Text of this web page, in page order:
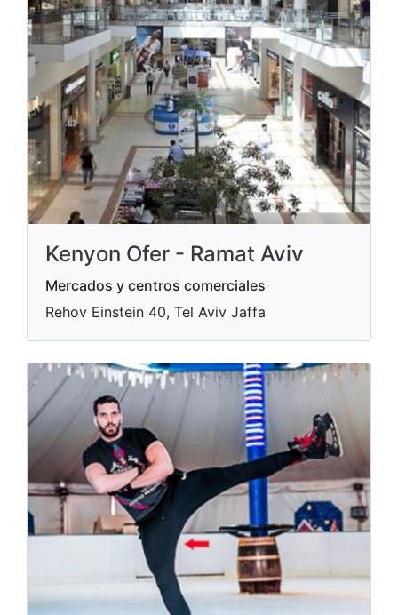
Kenyon Ofer - Ramat Aviv
Mercados y centros comerciales
Rehov Einstein 40, Tel Aviv Jaffa